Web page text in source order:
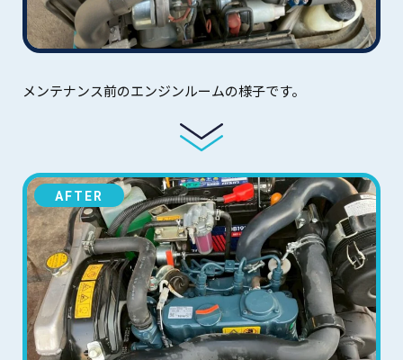
メンテナンス前のエンジンルームの様子です。
AFTER